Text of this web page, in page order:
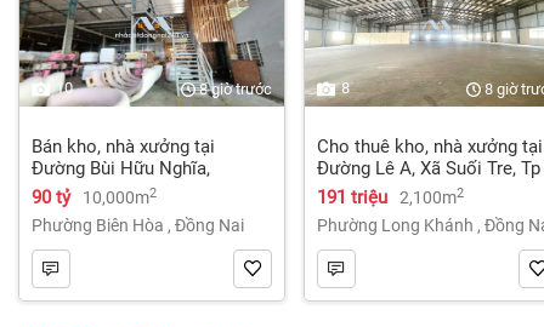
10 8 giờ trước
Bán kho, nhà xưởng tại
Đường Bùi Hữu Nghĩa,
Phường Tân Hạnh, Biên Hòa,
Đồng Nai giá 90 tỷ
90 tỷ 10,000m2
Phường Biên Hòa , Đồng Nai
8 8 giờ
Cho thuê kho, nhà xưởng tại
Đường Lê A, Xã Suối Tre, Tp
Long Khánh, Đồng Nai giá
191 Triệu
191 triệu 2,100m2
Phường Long Khánh , Đồng